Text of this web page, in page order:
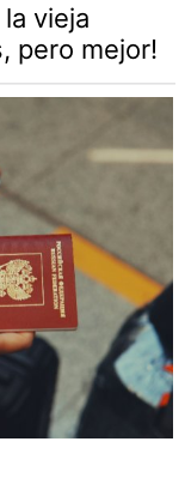
vieja
pero mejor!